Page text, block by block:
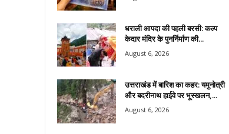
धराली आपदा की पहली बरसी: कल्प
केदार मंदिर के पुनर्निर्माण की...
August 6, 2026
उत्तराखंड में बारिश का कहर: यमुनोत्री
और बदरीनाथ हाईवे पर भूस्खलन,...
August 6, 2026